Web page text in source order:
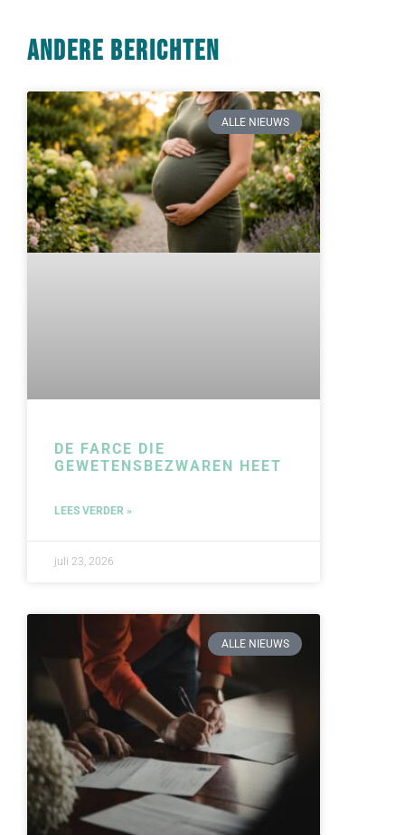
Andere berichten
ALLE NIEUWS
DE FARCE DIE
GEWETENSBEZWAREN HEET
LEES VERDER »
juli 23, 2026
ALLE NIEUWS